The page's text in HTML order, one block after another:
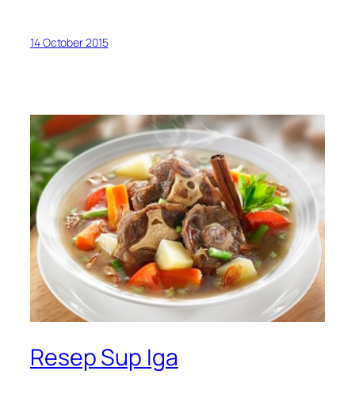
14 October 2015
Resep Sup Iga